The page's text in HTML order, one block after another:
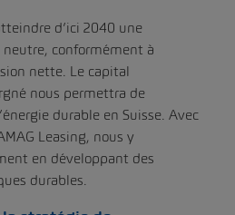
d’ici 2040 une
conformément à
nette. Le capital
nous permettra de
durable en Suisse. Avec
Leasing, nous y
en développant des
durables.